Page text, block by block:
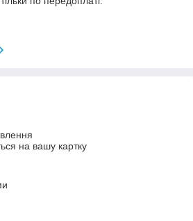
на вашу картку